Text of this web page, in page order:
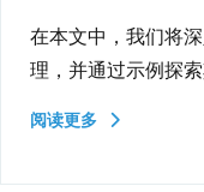
在本文中，我们将
理，并通过示例探
阅读更多